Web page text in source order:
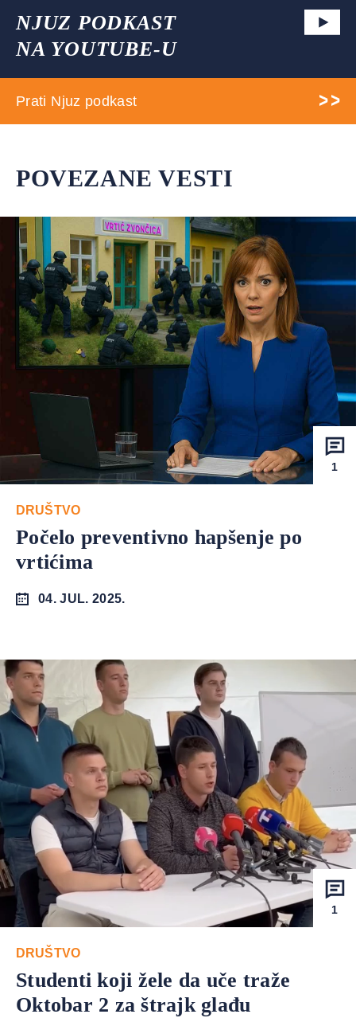
NJUZ PODKAST
NA YOUTUBE-U
Prati Njuz podkast
POVEZANE VESTI
1
DRUŠTVO
Počelo preventivno hapšenje po
vrtićima
04. JUL. 2025.
1
DRUŠTVO
Studenti koji žele da uče traže
Oktobar 2 za štrajk glađu